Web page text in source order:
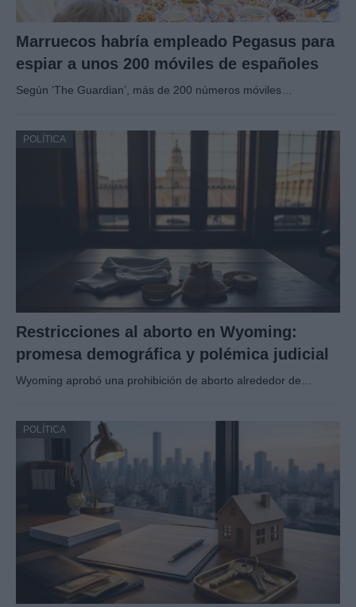
Marruecos habría empleado Pegasus para
espiar a unos 200 móviles de españoles
Según ‘The Guardian’, más de 200 números móviles…
POLÍTICA
Restricciones al aborto en Wyoming:
promesa demográfica y polémica judicial
Wyoming aprobó una prohibición de aborto alrededor de…
POLÍTICA